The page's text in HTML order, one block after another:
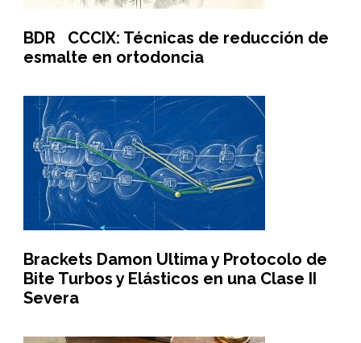
BDR CCCIX: Técnicas de reducción de
esmalte en ortodoncia
Brackets Damon Ultima y Protocolo de
Bite Turbos y Elásticos en una Clase II
Severa